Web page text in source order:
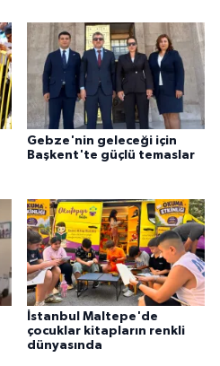
Gebze'nin geleceği için
Başkent'te güçlü temaslar
İstanbul Maltepe'de
çocuklar kitapların renkli
dünyasında